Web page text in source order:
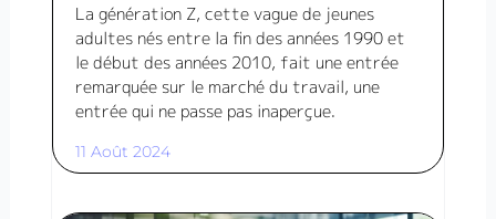
La génération Z, cette vague de jeunes
adultes nés entre la fin des années 1990 et
le début des années 2010, fait une entrée
remarquée sur le marché du travail, une
entrée qui ne passe pas inaperçue.
11 Août 2024